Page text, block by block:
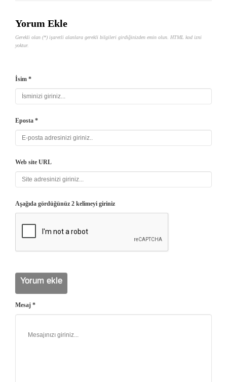
Yorum Ekle
Gerekli olan (*) işaretli alanlara gerekli bilgileri girdiğinizden emin olun. HTML kod izni
yoktur.
İsim *
Eposta *
Web site URL
Aşağıda gördüğünüz 2 kelimeyi giriniz
Mesaj *